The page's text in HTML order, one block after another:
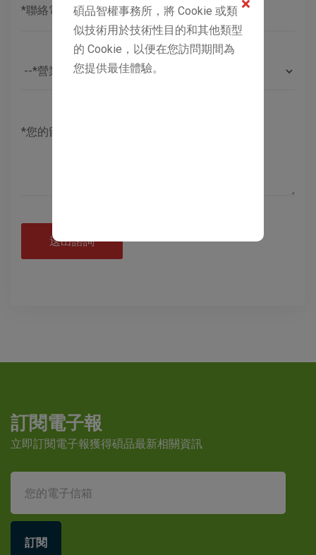
碩品智權事務所，將 Cookie 或類
似技術用於技術性目的和其他類型
的 Cookie，以便在您訪問期間為
您提供最佳體驗。
送出諮詢
訂閱電子報
立即訂閱電子報獲得碩品最新相關資訊
訂閱